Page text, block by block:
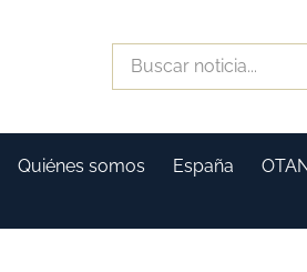
Quiénes somos España